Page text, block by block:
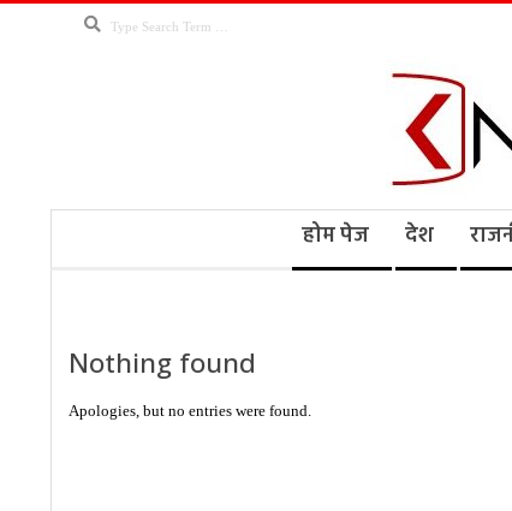
Search
होम पेज देश
Nothing found
Apologies, but no entries were found.